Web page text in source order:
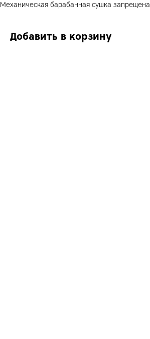
Механическая барабанная сушка запрещена
Добавить в корзину